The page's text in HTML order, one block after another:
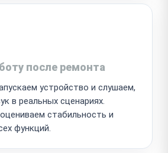
после ремонта
устройство и слушаем,
в реальных сценариях.
стабильность и
функций.